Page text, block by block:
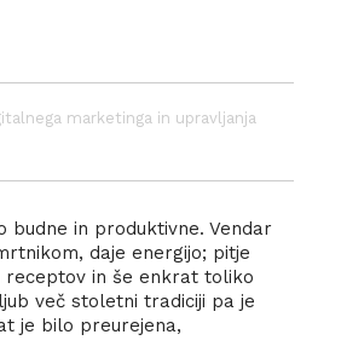
marketinga in upravljanja
in produktivne. Vendar
daje energijo; pitje
receptov in še enkrat toliko
več stoletni tradiciji pa je
je bilo preurejena,